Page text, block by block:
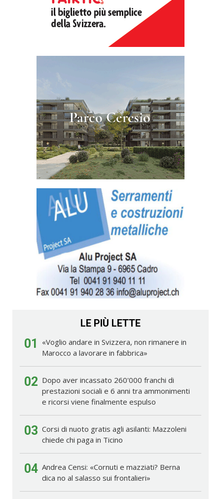
LE PIÙ LETTE
01
«Voglio andare in Svizzera, non rimanere in
Marocco a lavorare in fabbrica»
02 Dopo aver incassato 260'000 franchi di
prestazioni sociali e 6 anni tra ammonimenti
e ricorsi viene finalmente espulso
03 Corsi di nuoto gratis agli asilanti: Mazzoleni
chiede chi paga in Ticino
04 Andrea Censi: «Cornuti e mazziati? Berna
dica no al salasso sui frontalieri»